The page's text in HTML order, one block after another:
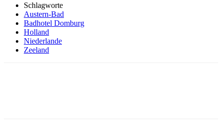
Schlagworte
Austern-Bad
Badhotel Domburg
Holland
Niederlande
Zeeland